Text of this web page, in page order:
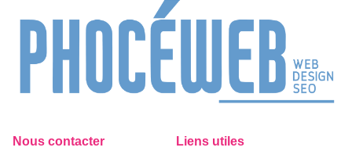
Nous contacter Liens utiles